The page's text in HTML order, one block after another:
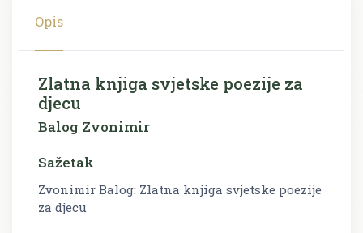
Opis
Zlatna knjiga svjetske poezije za
djecu
Balog Zvonimir
Sažetak
Zvonimir Balog: Zlatna knjiga svjetske poezije
za djecu